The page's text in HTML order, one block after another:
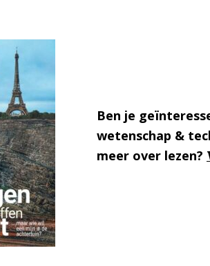
Ben je
wetenschap &
meer over lezen?